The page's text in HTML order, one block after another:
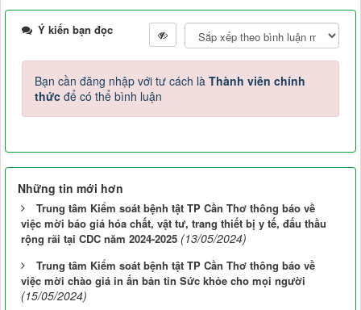
Ý kiến bạn đọc
Bạn cần đăng nhập với tư cách là Thành viên chính
thức để có thể bình luận
Những tin mới hơn
Trung tâm Kiểm soát bệnh tật TP Cần Thơ thông báo về
việc mời báo giá hóa chất, vật tư, trang thiết bị y tế, đấu thầu
rộng rãi tại CDC năm 2024-2025 (13/05/2024)
Trung tâm Kiểm soát bệnh tật TP Cần Thơ thông báo về
việc mời chào giá in ấn bản tin Sức khỏe cho mọi người
(15/05/2024)